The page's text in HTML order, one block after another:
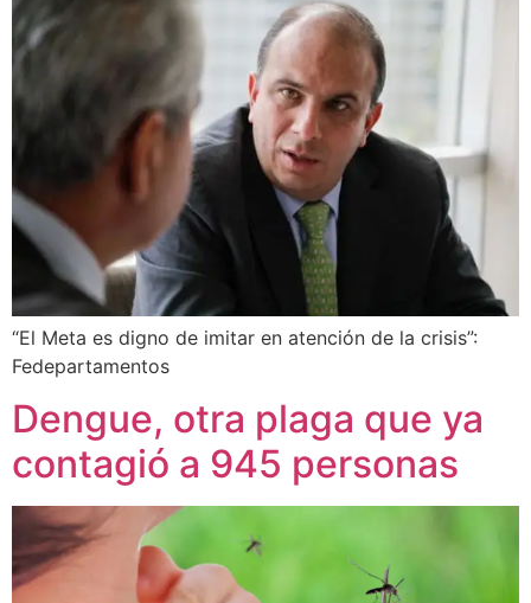
“El Meta es digno de imitar en atención de la crisis”:
Fedepartamentos
Dengue, otra plaga que ya
contagió a 945 personas